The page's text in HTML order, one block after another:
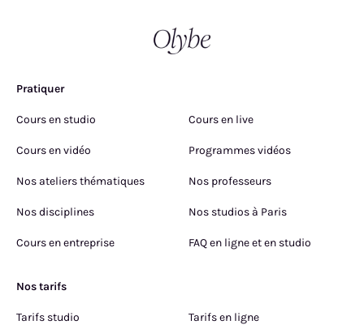
Pratiquer
Cours en studio Cours en live
Cours en vidéo Programmes vidéos
Nos ateliers thématiques Nos professeurs
Nos disciplines Nos studios à Paris
Cours en entreprise FAQ en ligne et en studio
Nos tarifs
Tarifs studio Tarifs en ligne